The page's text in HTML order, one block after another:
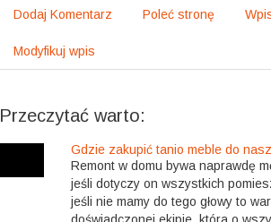
Dodaj Komentarz Poleć stronę
Modyfikuj wpis
Przeczytać warto:
Gdzie zakupić tanio meble do
Remont w domu bywa naprawdę
jeśli dotyczy on wszystkich
jeśli nie mamy do tego głowy to